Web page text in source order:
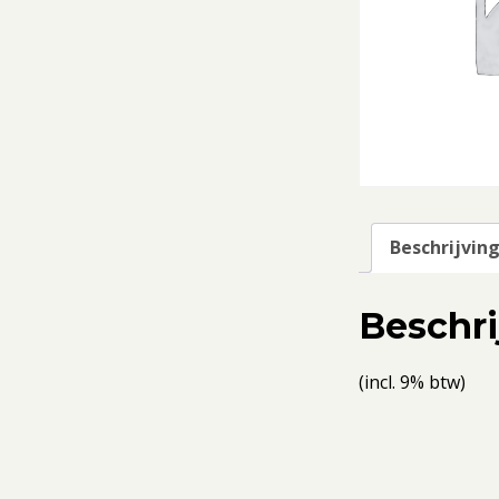
Beschrijving
(incl. 9% btw)